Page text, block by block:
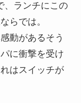
、ランチにこの
らでは。
動があるそう
に衝撃を受け
はスイッチが